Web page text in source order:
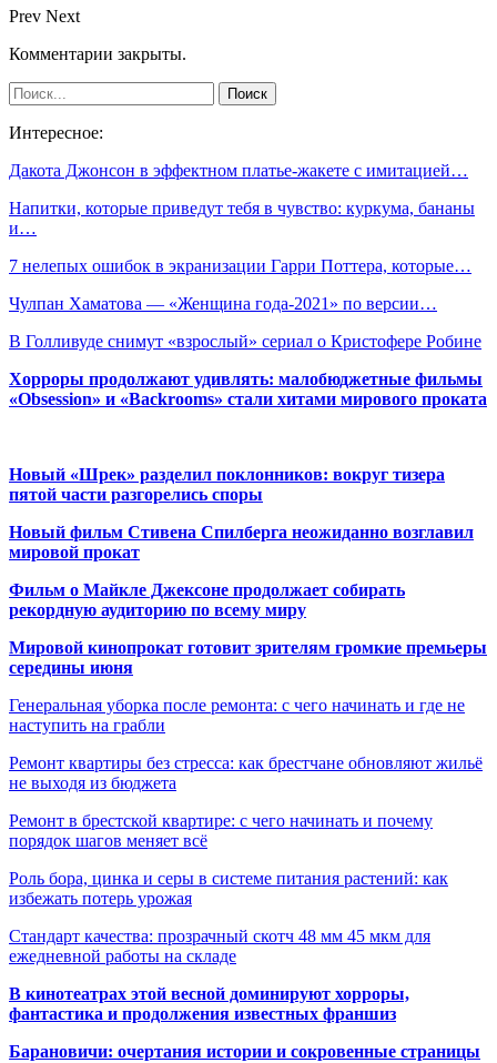
Prev Next
Комментарии закрыты.
Интересное:
Дакота Джонсон в эффектном платье-жакете с имитацией…
Напитки, которые приведут тебя в чувство: куркума, бананы
и…
7 нелепых ошибок в экранизации Гарри Поттера, которые…
Чулпан Хаматова — «Женщина года-2021» по версии…
В Голливуде снимут «взрослый» сериал о Кристофере Робине
Хорроры продолжают удивлять: малобюджетные фильмы
«Obsession» и «Backrooms» стали хитами мирового проката
Новый «Шрек» разделил поклонников: вокруг тизера
пятой части разгорелись споры
Новый фильм Стивена Спилберга неожиданно возглавил
мировой прокат
Фильм о Майкле Джексоне продолжает собирать
рекордную аудиторию по всему миру
Мировой кинопрокат готовит зрителям громкие премьеры
середины июня
Генеральная уборка после ремонта: с чего начинать и где не
наступить на грабли
Ремонт квартиры без стресса: как брестчане обновляют жильё
не выходя из бюджета
Ремонт в брестской квартире: с чего начинать и почему
порядок шагов меняет всё
Роль бора, цинка и серы в системе питания растений: как
избежать потерь урожая
Стандарт качества: прозрачный скотч 48 мм 45 мкм для
ежедневной работы на складе
В кинотеатрах этой весной доминируют хорроры,
фантастика и продолжения известных франшиз
Барановичи: очертания истории и сокровенные страницы